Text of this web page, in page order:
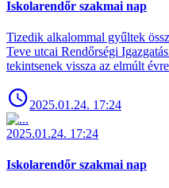
Iskolarendőr szakmai nap
Tizedik alkalommal gyűltek
Teve utcai Rendőrségi
tekintsenek vissza az elmúlt
2025.01.24. 17:24
2025.01.24. 17:24
Iskolarendőr szakmai nap